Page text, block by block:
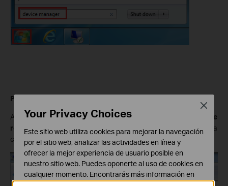
Paso 2
Abra elAdministrador de dispositivos
Adaptadores de
red
, y luego busque el adaptador TP-Link correspondiente, haga
clic derecho y luego vaya a Propiedades.
Your Privacy Choices
Este sitio web utiliza cookies para mejorar la navegación
por el sitio web, analizar las actividades en línea y
ofrecer la mejor experiencia de usuario posible en
nuestro sitio web. Puedes oponerte al uso de cookies en
cualquier momento. Encontrarás más información en
Close